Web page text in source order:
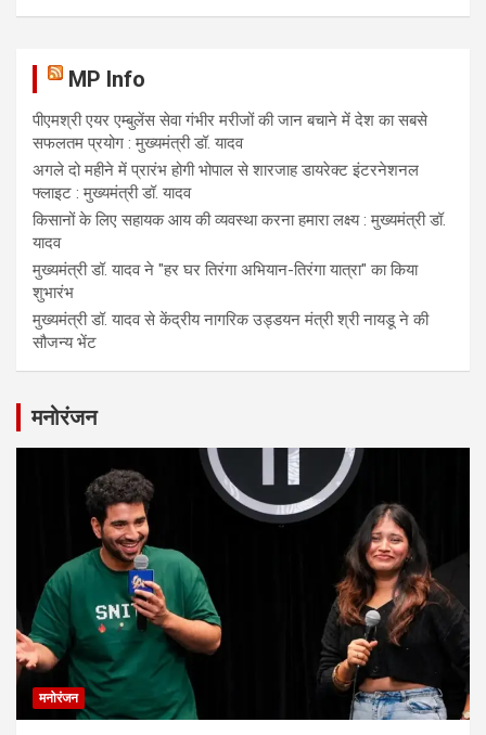
MP Info
पीएमश्री एयर एम्बुलेंस सेवा गंभीर मरीजों की जान बचाने में देश का सबसे
सफलतम प्रयोग : मुख्यमंत्री डॉ. यादव
अगले दो महीने में प्रारंभ होगी भोपाल से शारजाह डायरेक्ट इंटरनेशनल
फ्लाइट : मुख्यमंत्री डॉ. यादव
किसानों के लिए सहायक आय की व्यवस्था करना हमारा लक्ष्य : मुख्यमंत्री डॉ.
यादव
मुख्यमंत्री डॉ. यादव ने "हर घर तिरंगा अभियान-तिरंगा यात्रा" का किया
शुभारंभ
मुख्यमंत्री डॉ. यादव से केंद्रीय नागरिक उड्डयन मंत्री श्री नायडू ने की
सौजन्य भेंट
मनोरंजन
मनोरंजन